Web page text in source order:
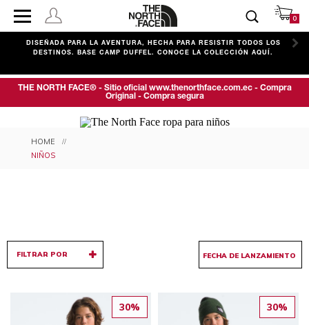
0
DISEÑADA PARA LA AVENTURA, HECHA PARA RESISTIR TODOS LOS
DESTINOS. BASE CAMP DUFFEL. CONOCE LA COLECCIÓN AQUÍ.
THE NORTH FACE® - Sitio oficial www.thenorthface.com.ec - Compra
Original - Compra segura
NIÑOS
FILTRAR POR
30% 30%